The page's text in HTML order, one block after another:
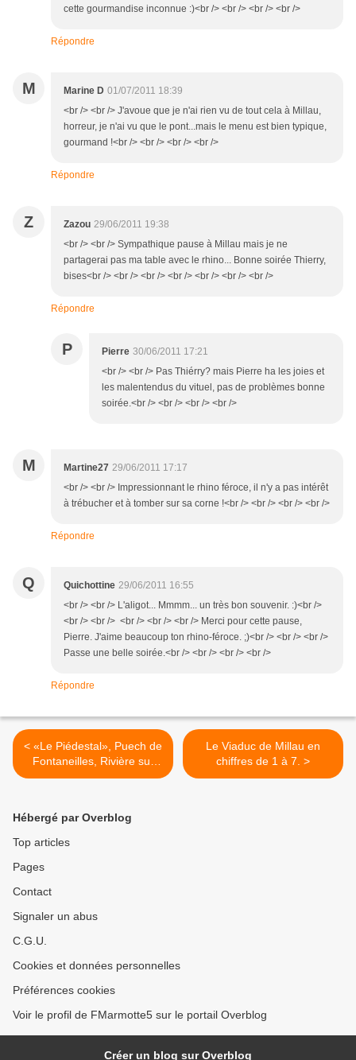
cette gourmandise inconnue :)<br /> <br /> <br /> <br />
Répondre
M Marine D 01/07/2011 18:39
<br /> <br /> J'avoue que je n'ai rien vu de tout cela à Millau,
horreur, je n'ai vu que le pont...mais le menu est bien typique,
gourmand !<br /> <br /> <br /> <br />
Répondre
Z Zazou 29/06/2011 19:38
<br /> <br /> Sympathique pause à Millau mais je ne
partagerai pas ma table avec le rhino... Bonne soirée Thierry,
bises<br /> <br /> <br /> <br /> <br /> <br /> <br />
Répondre
P Pierre 30/06/2011 17:21
<br /> <br /> Pas Thiérry? mais Pierre ha les joies et
les malentendus du vituel, pas de problèmes bonne
soirée.<br /> <br /> <br /> <br />
M Martine27 29/06/2011 17:17
<br /> <br /> Impressionnant le rhino féroce, il n'y a pas intérêt
à trébucher et à tomber sur sa corne !<br /> <br /> <br /> <br />
Répondre
Q Quichottine 29/06/2011 16:55
<br /> <br /> L'aligot... Mmmm... un très bon souvenir. :)<br />
<br /> <br /> <br /> <br /> <br /> Merci pour cette pause,
Pierre. J'aime beaucoup ton rhino-féroce. ;)<br /> <br /> <br />
Passe une belle soirée.<br /> <br /> <br /> <br />
Répondre
< «Le Piédestal», Puech de
Fontaneilles, Rivière sur
Tarn.
Le Viaduc de Millau en
chiffres de 1 à 7. >
Hébergé par Overblog
Top articles
Pages
Contact
Signaler un abus
C.G.U.
Cookies et données personnelles
Préférences cookies
Voir le profil de FMarmotte5 sur le portail Overblog
Créer un blog sur Overblog